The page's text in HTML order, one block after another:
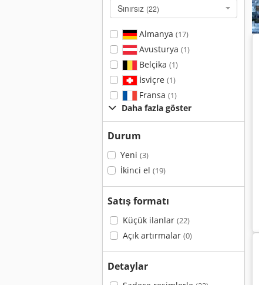
Sınırsız (22)
Almanya (17)
Avusturya (1)
Belçika (1)
İsviçre (1)
Fransa (1)
Daha fazla göster
Durum
Yeni (3)
İkinci el (19)
Satış formatı
Küçük ilanlar (22)
Açık artırmalar (0)
Detaylar